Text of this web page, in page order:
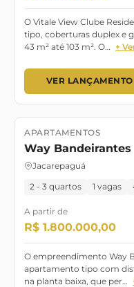
O Vitale View Clube
tipo, coberturas duplex e
43 m² até 103 m². O… +
VER LANÇAMENTO
Lançamento Pronto
APARTAMENTOS
Way Bandeirantes
Jacarepaguá
2 - 3 quartos 1 vagas
A partir de
R$ 1.800.000,00
O empreendimento Way
apartamento tipo com
na planta baixa, que per…